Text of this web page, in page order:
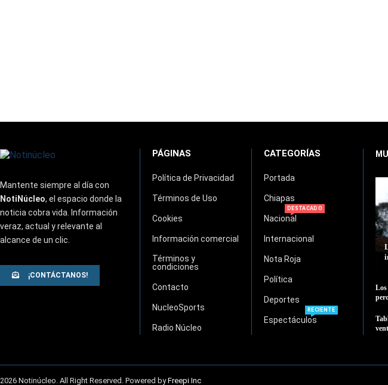
Mantente siempre al día con
NotiNúcleo, el espacio donde la
noticia cobra vida. Información
veraz, actual y relevante al
alcance de un clic.
¡CONTÁCTANOS!
PÁGINAS
Política de Privacidad
Términos de Uso
Cookies
Información comercial
Términos y
condiciones
Contacto
NucleoSports
Radio Núcleo
CATEGORÍAS
Portada
Chiapas
Nacional
DESTACADO
Internacional
Nota Roja
Política
Deportes
Espectáculos
RECIENTE
2026 Notinúcleo. All Right Reserved. Powered byFreepi Inc